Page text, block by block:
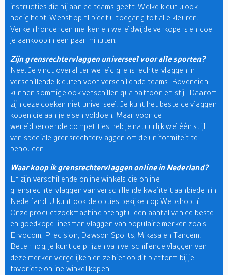
instructies die hij aan de teams geeft. Welke kleur u ook
nodig hebt, Webshop.nl biedt u toegang tot alle kleuren.
Verken honderden merken en wereldwijde verkopers en doe
je aankoop in een paar minuten.
Zijn grensrechtervlaggen universeel voor alle sporten?
Nee. Je vindt overal ter wereld grensrechtervlaggen in
verschillende kleuren voor verschillende teams. Bovendien
kunnen sommige ook verschillen qua patroon en stijl. Daarom
zijn deze doeken niet universeel. Je kunt het beste de vlaggen
kopen die aan je eisen voldoen. Maar voor de
wereldberoemde competities heb je natuurlijk wel één stijl
van speciale grensrechtervlaggen om de uniformiteit te
behouden.
Waar koop ik grensrechtervlaggen online in Nederland?
Er zijn verschillende online winkels die online
grensrechtervlaggen van verschillende kwaliteit aanbieden in
Nederland. U kunt ook de opties bekijken op Webshop.nl.
Onze productzoekmachine brengt u een aantal van de beste
en goedkope linesman vlaggen van populaire merken zoals
Ervocom, Precision, Dawson Sports, Mikasa en Tandem.
Beter nog, je kunt de prijzen van verschillende vlaggen van
deze merken vergelijken en ze hier op dit platform bij je
favoriete online winkel kopen.